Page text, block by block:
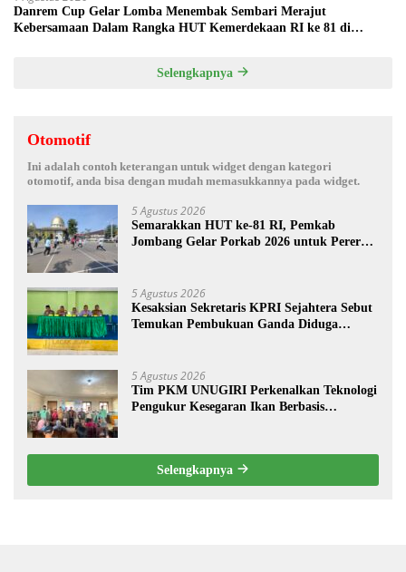
Danrem Cup Gelar Lomba Menembak Sembari Merajut
Kebersamaan Dalam Rangka HUT Kemerdekaan RI ke 81 di
Selengkapnya
Otomotif
Ini adalah contoh keterangan untuk widget dengan kategori
otomotif, anda bisa dengan mudah memasukkannya pada widget.
5 Agustus 2026
Semarakkan HUT ke-81 RI, Pemkab
Jombang Gelar Porkab 2026 untuk Pererat
5 Agustus 2026
Kesaksian Sekretaris KPRI Sejahtera Sebut
Temukan Pembukuan Ganda Diduga
5 Agustus 2026
Tim PKM UNUGIRI Perkenalkan Teknologi
Pengukur Kesegaran Ikan Berbasis
Selengkapnya